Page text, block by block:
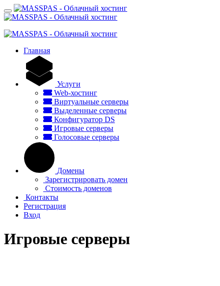
Главная
Услуги
Web-хостинг
Виртуальные серверы
Выделенные серверы
Конфигуратор DS
Игровые серверы
Голосовые серверы
Домены
Зарегистрировать домен
Стоимость доменов
Контакты
Регистрация
Вход
Игровые серверы